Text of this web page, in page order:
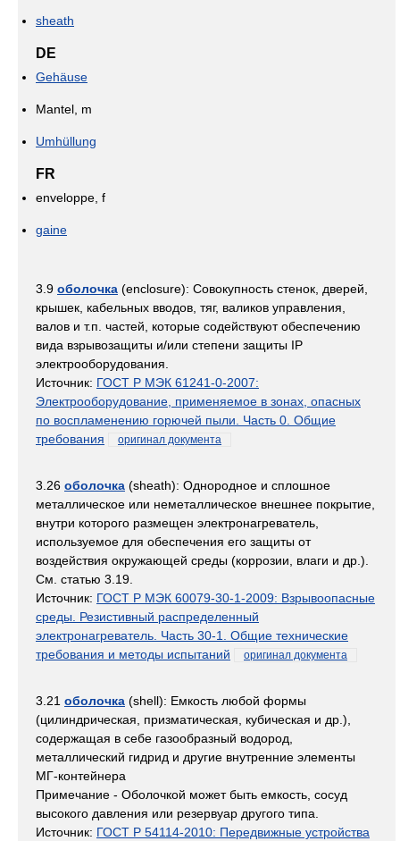
sheath
DE
Gehäuse
Mantel, m
Umhüllung
FR
enveloppe, f
gaine
3.9 оболочка (enclosure): Совокупность стенок, дверей,
крышек, кабельных вводов, тяг, валиков управления,
валов и т.п. частей, которые содействуют обеспечению
вида взрывозащиты и/или степени защиты IP
электрооборудования.
Источник: ГОСТ Р МЭК 61241-0-2007:
Электрооборудование, применяемое в зонах, опасных
по воспламенению горючей пыли. Часть 0. Общие
требования
оригинал документа
3.26 оболочка (sheath): Однородное и сплошное
металлическое или неметаллическое внешнее покрытие,
внутри которого размещен электронагреватель,
используемое для обеспечения его защиты от
воздействия окружающей среды (коррозии, влаги и др.).
См. статью 3.19.
Источник: ГОСТ Р МЭК 60079-30-1-2009: Взрывоопасные
среды. Резистивный распределенный
электронагреватель. Часть 30-1. Общие технические
требования и методы испытаний
оригинал документа
3.21 оболочка (shell): Емкость любой формы
(цилиндрическая, призматическая, кубическая и др.),
содержащая в себе газообразный водород,
металлический гидрид и другие внутренние элементы
МГ-контейнера
Примечание - Оболочкой может быть емкость, сосуд
высокого давления или резервуар другого типа.
Источник: ГОСТ Р 54114-2010: Передвижные устройства